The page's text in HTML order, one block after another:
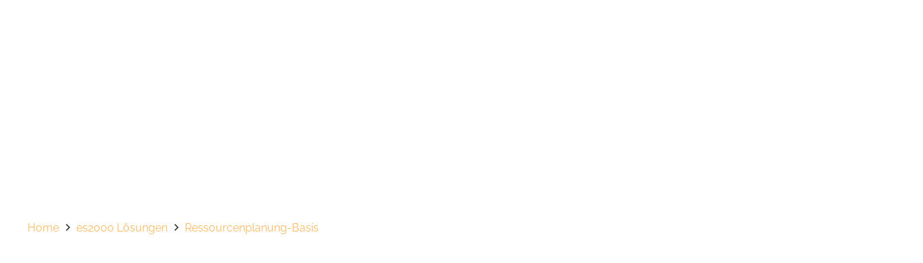
Home es2000 Lösungen Ressourcenplanung-Basis